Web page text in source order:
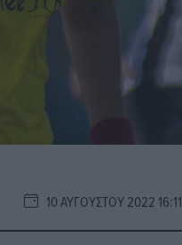
10 ΑΥΓΟΎΣΤΟΥ 2022 16:11